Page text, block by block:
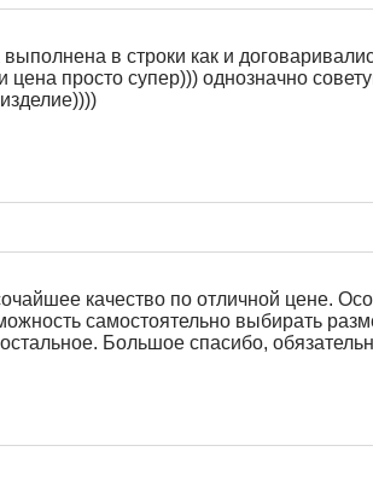
выполнена в строки как и
цена просто супер))) однозначно
качество по отличной цене.
самостоятельно выбирать
Большое спасибо,